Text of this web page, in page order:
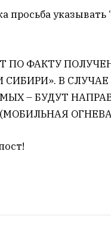
просьба
ПО ФАКТУ
СИБИРИ». В
– БУДУТ